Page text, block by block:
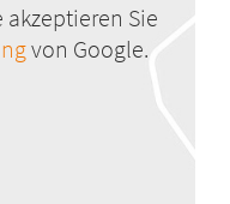
akzeptieren Sie
von Google.